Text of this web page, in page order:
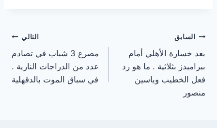
تصفّح
المقالات
السابق
بعد خسارة الأهلي أمام
بيراميدز بثلاثية . ما هو رد
فعل الخطيب وياسين
منصور
التالي
مصرع 3 شباب في تصادم
عدد من الدراجات النارية .
في سباق الموت بالدقهلية